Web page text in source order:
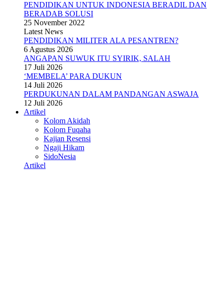
PENDIDIKAN UNTUK INDONESIA BERADIL DAN
BERADAB SOLUSI
25 November 2022
Latest News
PENDIDIKAN MILITER ALA PESANTREN?
6 Agustus 2026
ANGAPAN SUWUK ITU SYIRIK, SALAH
17 Juli 2026
‘MEMBELA’ PARA DUKUN
14 Juli 2026
PERDUKUNAN DALAM PANDANGAN ASWAJA
12 Juli 2026
Artikel
Kolom Akidah
Kolom Fuqaha
Kajian Resensi
Ngaji Hikam
SidoNesia
Artikel